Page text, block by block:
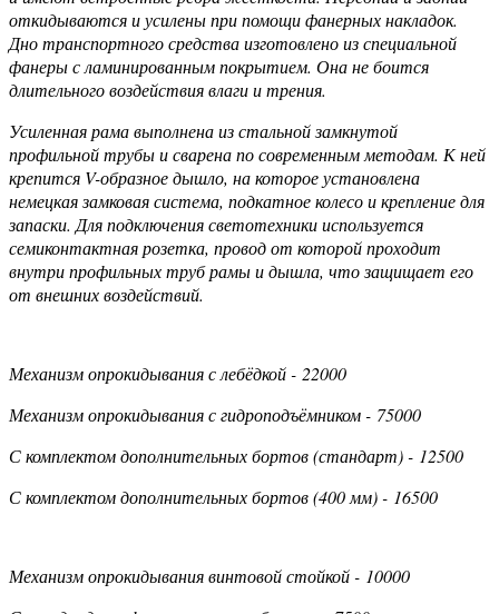
откидываются и усилены при помощи фанерных накладок.
Дно транспортного средства изготовлено из специальной
фанеры с ламинированным покрытием. Она не боится
длительного воздействия влаги и трения.
Усиленная рама выполнена из стальной замкнутой
профильной трубы и сварена по современным методам. К ней
крепится V-образное дышло, на которое установлена
немецкая замковая система, подкатное колесо и крепление для
запаски. Для подключения светотехники используется
семиконтактная розетка, провод от которой проходит
внутри профильных труб рамы и дышла, что защищает его
от внешних воздействий.
Механизм опрокидывания с лебёдкой - 22000
Механизм опрокидывания с гидроподъёмником - 75000
С комплектом дополнительных бортов (стандарт) - 12500
С комплектом дополнительных бортов (400 мм) - 16500
Механизм опрокидывания винтовой стойкой - 10000